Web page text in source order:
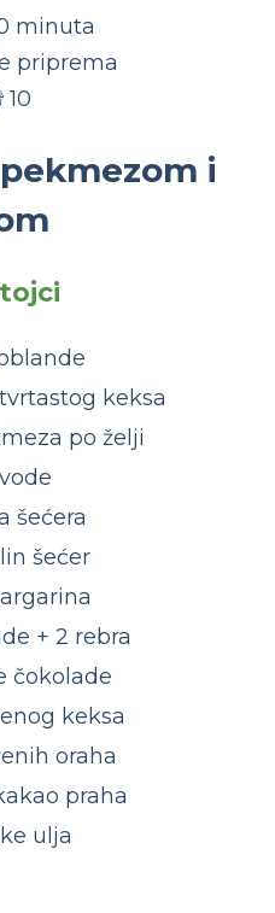
minuta
priprema
10
i
keksa
po želji
šećera
šećer
+ 2 rebra
čokolade
keksa
oraha
praha
ulja